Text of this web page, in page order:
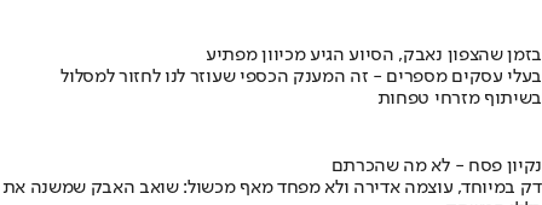
בזמן שהצפון נאבק, הסיוע הגיע מכיוון מפתיע
בעלי עסקים מספרים - זה המענק הכספי שעוזר לנו לחזור למסלול
בשיתוף מזרחי טפחות
נקיון פסח - לא מה שהכרתם
דק במיוחד, עוצמה אדירה ולא מפחד מאף מכשול: שואב האבק שמשנה את